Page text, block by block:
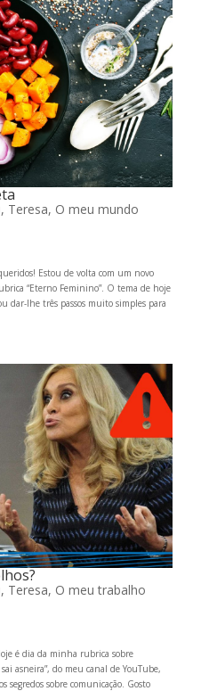
Teresa, O meu mundo
Estou de volta com um novo
“Eterno Feminino”. O tema de hoje
dar-lhe três passos muito simples para
Teresa, O meu trabalho
é dia da minha rubrica sobre
asneira”, do meu canal de YouTube,
segredos sobre comunicação. Gosto